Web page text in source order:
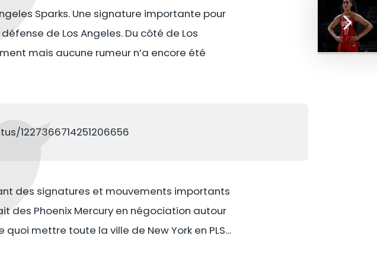
Sparks. Une signature importante pour
de Los Angeles. Du côté de Los
mais aucune rumeur n’a encore été
1227366714251206656
des signatures et mouvements importants
des Phoenix Mercury en négociation autour
quoi mettre toute la ville de New York en PLS…